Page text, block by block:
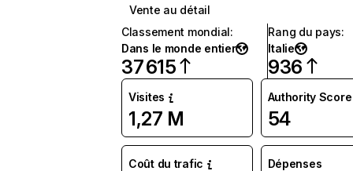
Vente au détail
Classement mondial:
Dans le monde entier
37 615
Rang du pays:
Italie
936
Visites
1,27 M
Authority Score
54
Coût du trafic
Dépenses